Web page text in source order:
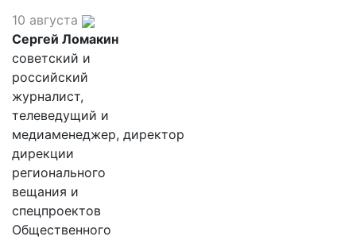
10 августа
Сергей Ломакин
советский и
российский
журналист,
телеведущий и
медиаменеджер, директор
дирекции
регионального
вещания и
спецпроектов
Общественного